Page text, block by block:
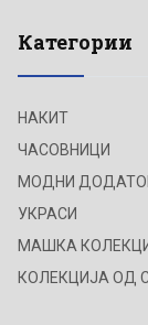
Категории
НАКИТ
ЧАСОВНИЦИ
МОДНИ
УКРАСИ
МАШКА
КОЛЕКЦИЈА ОД